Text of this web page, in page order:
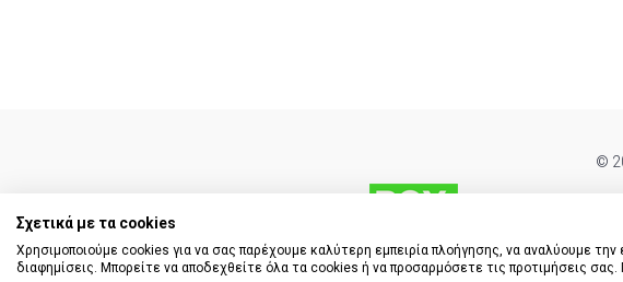
©
Σχετικά με τα cookies
Χρησιμοποιούμε cookies για να σας παρέχουμε καλύτερη εμπειρία πλοήγησης, να αναλύουμε
διαφημίσεις. Μπορείτε να αποδεχθείτε όλα τα cookies ή να προσαρμόσετε τις προτιμήσεις